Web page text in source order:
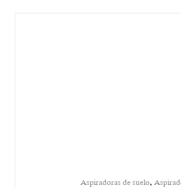
Aspiradoras de suelo,